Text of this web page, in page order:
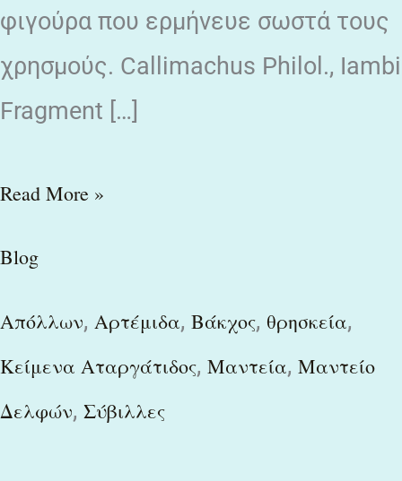
φιγούρα που ερμήνευε σωστά τους
χρησμούς. Callimachus Philol., Iambi
Fragment […]
Read More »
Blog
Απόλλων, Αρτέμιδα, Βάκχος, θρησκεία,
Κείμενα Αταργάτιδος, Μαντεία, Μαντείο
Δελφών, Σύβιλλες